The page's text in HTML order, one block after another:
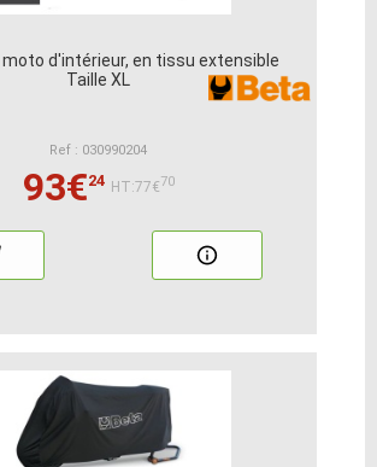
moto d'intérieur, en tissu extensible
Taille XL
Ref : 030990204
93€24 HT:77€70